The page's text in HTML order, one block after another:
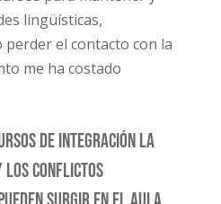
lingüísticas,
el contacto con la
me ha costado
de integración la
los conflictos